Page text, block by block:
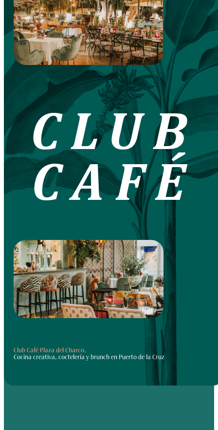
CLUB
CAFÉ
Club Café Plaza del Charco,
Cocina creativa, coctelería y brunch en Puerto de la Cruz